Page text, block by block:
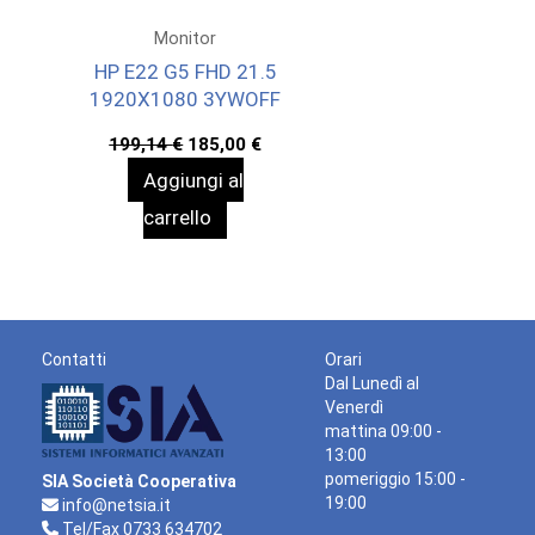
Monitor
HP E22 G5 FHD 21.5
1920X1080 3YWOFF
199,14€ Il
prezzo
originale
199,14 €.
185,00 €Il
prezzo
Aggiungi al
carrello
Contatti
SIA Società Cooperativa
info@netsia.it
Tel/Fax 0733 634702
Orari
Dal Lunedì al
Venerdì
mattina 09:00 -
13:00
pomeriggio 15:00 -
19:00